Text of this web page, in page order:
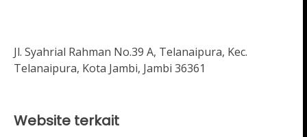
Jl. Syahrial Rahman No.39 A, Telanaipura, Kec.
Telanaipura, Kota Jambi, Jambi 36361
Website terkait